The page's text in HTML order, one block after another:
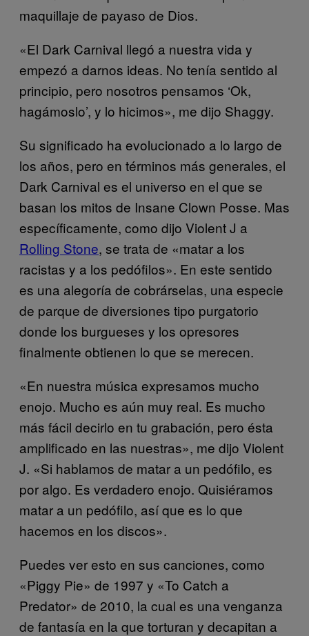
maquillaje de payaso de Dios.
«El Dark Carnival llegó a nuestra vida y
empezó a darnos ideas. No tenía sentido al
principio, pero nosotros pensamos ‘Ok,
hagámoslo’, y lo hicimos», me dijo Shaggy.
Su significado ha evolucionado a lo largo de
los años, pero en términos más generales, el
Dark Carnival es el universo en el que se
basan los mitos de Insane Clown Posse. Mas
específicamente, como dijo Violent J a
Rolling Stone, se trata de «matar a los
racistas y a los pedófilos». En este sentido
es una alegoría de cobrárselas, una especie
de parque de diversiones tipo purgatorio
donde los burgueses y los opresores
finalmente obtienen lo que se merecen.
«En nuestra música expresamos mucho
enojo. Mucho es aún muy real. Es mucho
más fácil decirlo en tu grabación, pero ésta
amplificado en las nuestras», me dijo Violent
J. «Si hablamos de matar a un pedófilo, es
por algo. Es verdadero enojo. Quisiéramos
matar a un pedófilo, así que es lo que
hacemos en los discos».
Puedes ver esto en sus canciones, como
«Piggy Pie» de 1997 y «To Catch a
Predator» de 2010, la cual es una venganza
de fantasía en la que torturan y decapitan a